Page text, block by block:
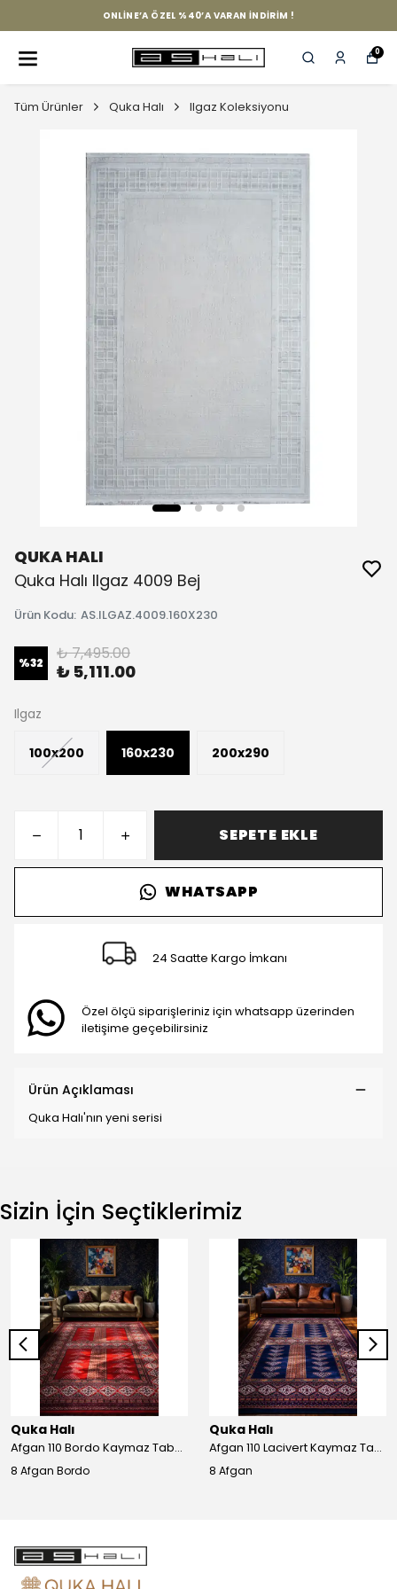
ONLINE’A ÖZEL %40’A VARAN İNDIRIM !
0
Tüm Ürünler Quka Halı Ilgaz Koleksiyonu
QUKA HALI
Quka Halı Ilgaz 4009 Bej
Ürün Kodu: AS.ILGAZ.4009.160X230
%32 ₺ 7,495.00
₺ 5,111.00
Ilgaz
100x200 160x230 200x290
SEPETE EKLE
WHATSAPP
24 Saatte Kargo İmkanı
Özel ölçü siparişleriniz için whatsapp üzerinden
iletişime geçebilirsiniz
Ürün Açıklaması
Quka Halı'nın yeni serisi
Sizin İçin Seçtiklerimiz
Quka Halı
Afgan 110 Bordo Kaymaz Tabanlı Yıkanabilir Afgan Halısı
8 Afgan Bordo
Quka Halı
Afgan 110 Lacivert Kaymaz Tabanlı Yıkanabilir Afgan Halısı
8 Afgan